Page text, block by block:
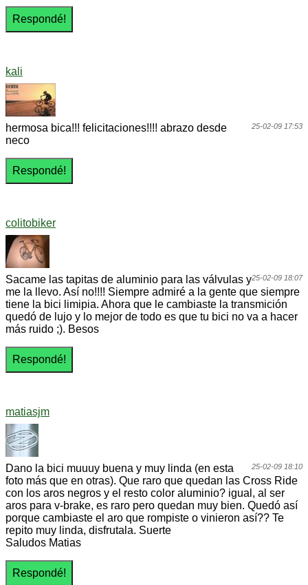
kali
25-02-09 17:53
hermosa bica!!! felicitaciones!!!! abrazo desde
neco
colitobiker
25-02-09 18:07
Sacame las tapitas de aluminio para las válvulas y
me la llevo. Así no!!!! Siempre admiré a la gente que siempre
tiene la bici limipia. Ahora que le cambiaste la transmición
quedó de lujo y lo mejor de todo es que tu bici no va a hacer
más ruido ;). Besos
matiasjm
25-02-09 18:10
Dano la bici muuuy buena y muy linda (en esta
foto más que en otras). Que raro que quedan las Cross Ride
con los aros negros y el resto color aluminio? igual, al ser
aros para v-brake, es raro pero quedan muy bien. Quedó así
porque cambiaste el aro que rompiste o vinieron así?? Te
repito muy linda, disfrutala. Suerte
Saludos Matias